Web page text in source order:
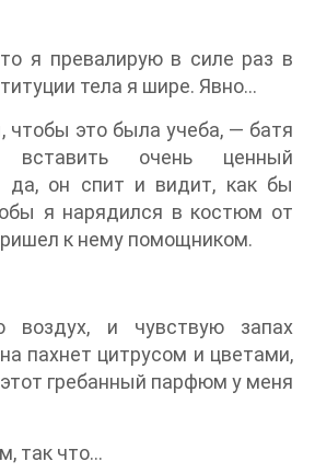
я превалирую в силе раз в
тела я шире. Явно…
чтобы это была учеба, — батя
очень ценный
да, он спит и видит, как бы
я нарядился в костюм от
к нему помощником.
воздух, и чувствую запах
пахнет цитрусом и цветами,
гребанный парфюм у меня
так что…